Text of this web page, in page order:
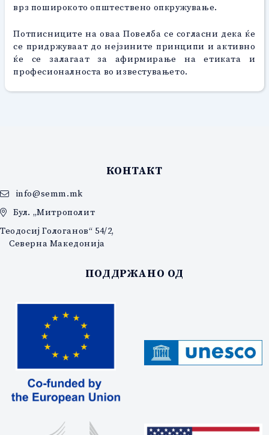
врз поширокото општествено опкружување.
Потписниците на оваа Повелба се согласни дека ќе
се придржуваат до нејзините принципи и активно
ќе се залагаат за афирмирање на етиката и
професионалноста во известувањето.
КОНТАКТ
info@semm.mk
Бул. „Митрополит
Теодосиј Гологанов“ 54/2,
Северна Македонија
ПОДДРЖАНО ОД